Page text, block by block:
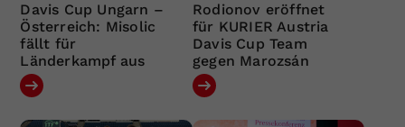
Davis Cup Ungarn –
Österreich: Misolic
fällt für
Länderkampf aus
Rodionov eröffnet
für KURIER Austria
Davis Cup Team
gegen Marozsán